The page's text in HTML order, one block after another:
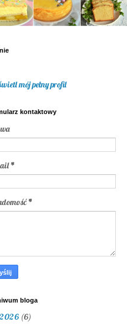
mój pełny profil
kontaktowy
*
*
bloga
2026 (6)